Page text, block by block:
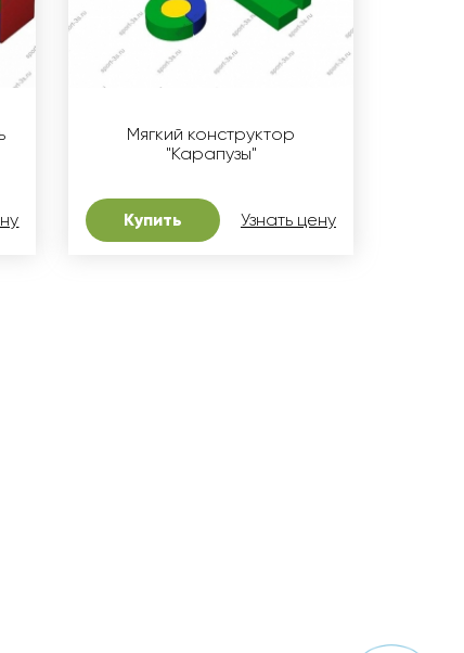
Мягкий конструктор
"Карапузы"
Купить Узнать цену